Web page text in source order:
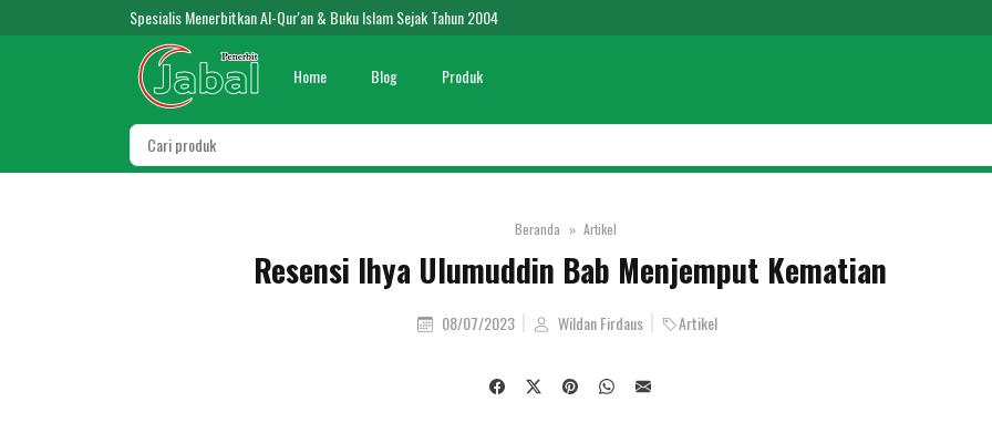
Spesialis Menerbitkan Al-Qur'an & Buku Islam Sejak Tahun 2004
Home Blog Produk
Beranda Artikel
Resensi Ihya Ulumuddin Bab Menjemput Kematian
08/07/2023 Wildan Firdaus Artikel